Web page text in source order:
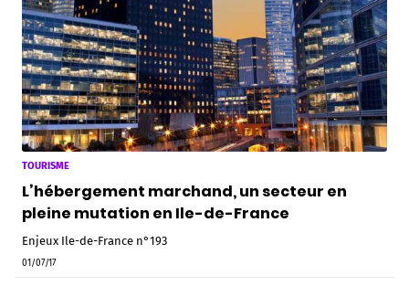
TOURISME
L’hébergement marchand, un secteur en
pleine mutation en Ile-de-France
Enjeux Ile-de-France n°193
01/07/17